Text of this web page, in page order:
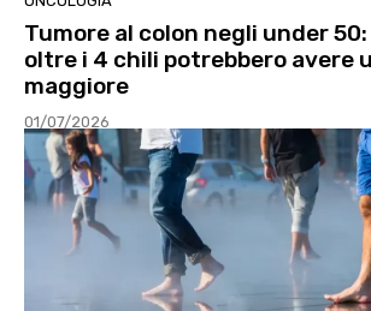
Tumore al colon negli under
oltre i 4 chili potrebbero avere
maggiore
01/07/2026